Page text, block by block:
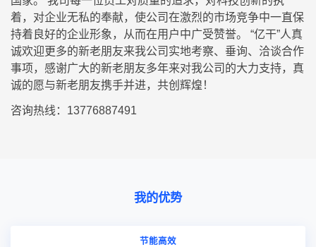
着，对企业无私的奉献，使公司在激烈的市场竞争中一直保
持着良好的企业形象，从而在用户中广受赞誉。 “亿干”人真
诚欢迎更多的新老朋友来我公司实地考察、垂询、洽谈合作
事项，感谢广大的新老朋友多年来对我公司的大力支持，真
诚的愿与新老朋友携手并进，共创辉煌！
咨询热线：13776887491
我的优势
节能高效